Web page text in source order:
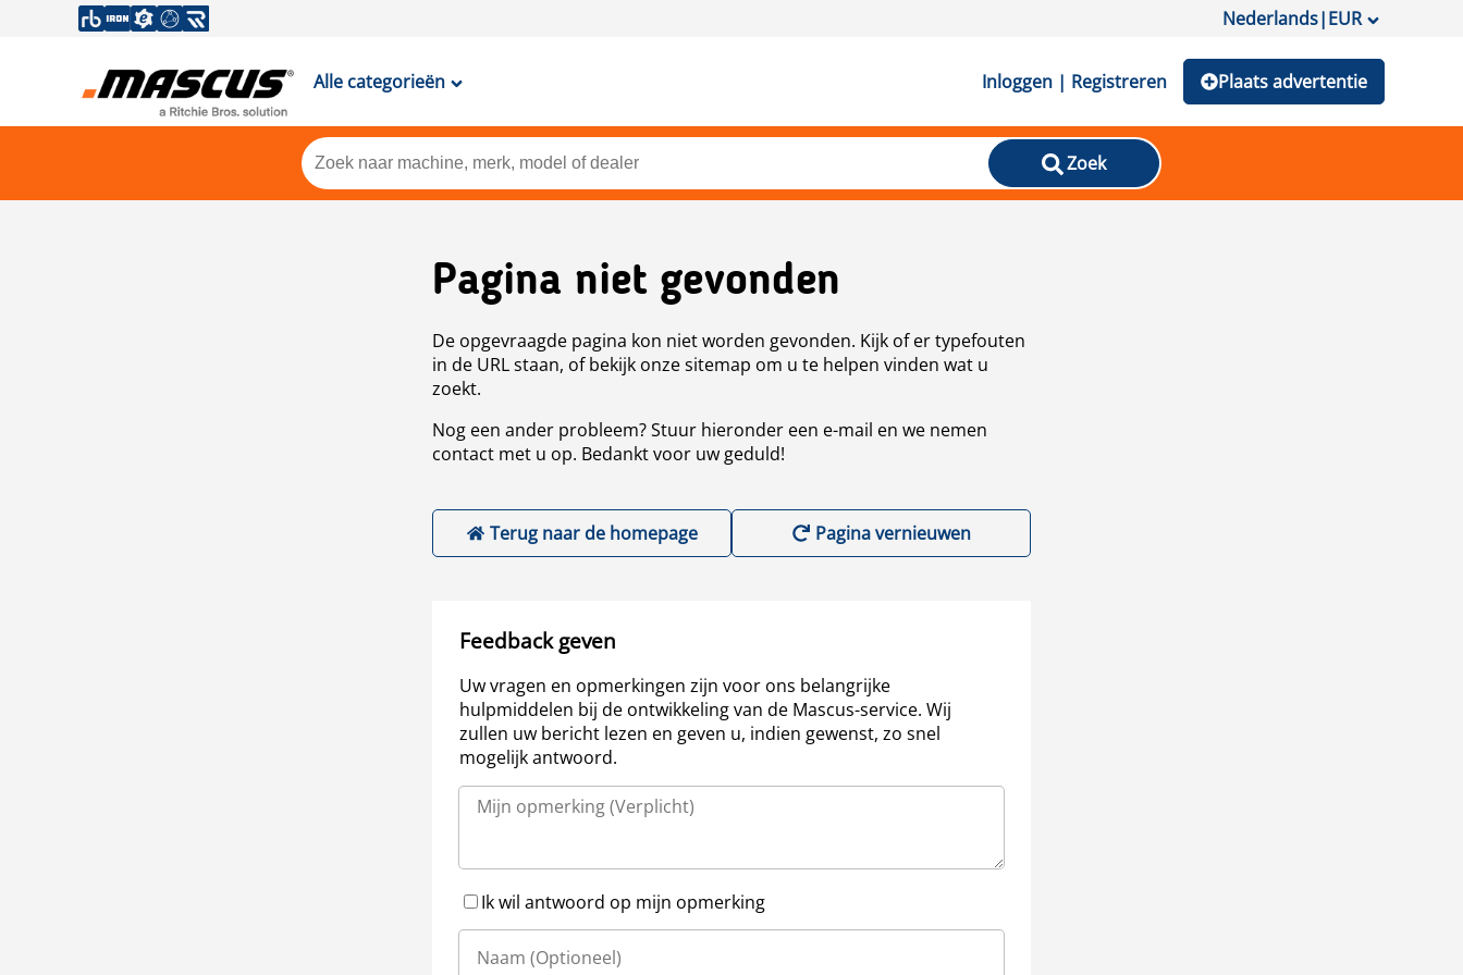
Nederlands|EUR
Alle categorieën Inloggen | Registreren Plaats advertentie
Zoek
Pagina niet gevonden
De opgevraagde pagina kon niet worden gevonden. Kijk of er typefouten
in de URL staan, of bekijk onze sitemap om u te helpen vinden wat u
zoekt.
Nog een ander probleem? Stuur hieronder een e-mail en we nemen
contact met u op. Bedankt voor uw geduld!
Terug naar de homepage Pagina vernieuwen
Feedback geven
Uw vragen en opmerkingen zijn voor ons belangrijke
hulpmiddelen bij de ontwikkeling van de Mascus-service. Wij
zullen uw bericht lezen en geven u, indien gewenst, zo snel
mogelijk antwoord.
Ik wil antwoord op mijn opmerking